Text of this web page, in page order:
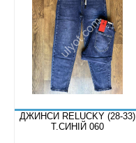
ДЖИНСИ RELUCKY (28-33)
Т.СИНІЙ 060